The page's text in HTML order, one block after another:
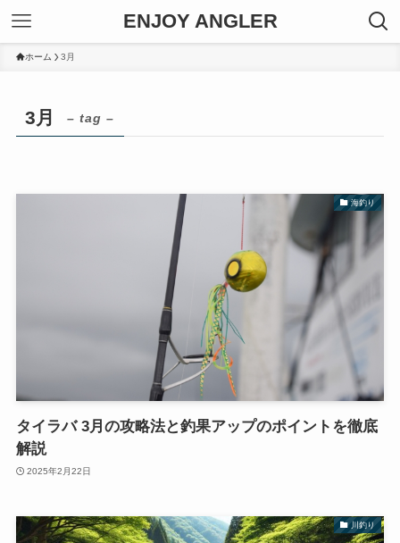
ENJOY ANGLER
ホーム 3月
3月 – tag –
海釣り
タイラバ 3月の攻略法と釣果アップのポイントを徹底
解説
2025年2月22日
川釣り